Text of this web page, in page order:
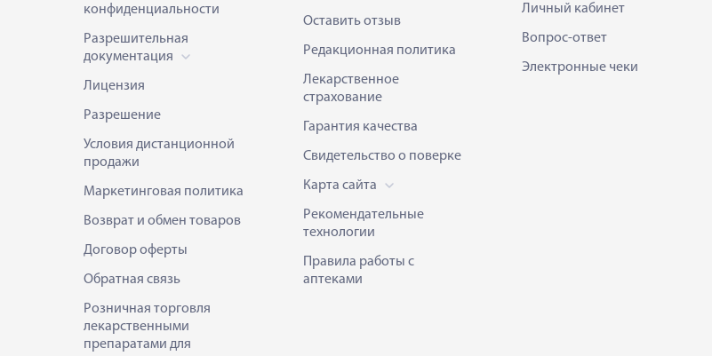
конфиденциальности
Разрешительная
документация
Лицензия
Разрешение
Условия дистанционной
продажи
Маркетинговая политика
Возврат и обмен товаров
Договор оферты
Обратная связь
Розничная торговля
лекарственными
препаратами для
Оставить отзыв
Редакционная политика
Лекарственное
страхование
Гарантия качества
Свидетельство о поверке
Карта сайта
Рекомендательные
технологии
Правила работы с
аптеками
Личный кабинет
Вопрос-ответ
Электронные чеки